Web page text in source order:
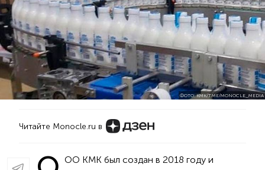
ФОТО: КМК/T.ME/MONOCLE_MEDIA
Читайте Monocle.ru в
ОО КМК был создан в 2018 году и